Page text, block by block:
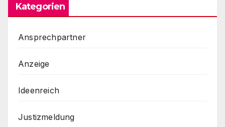
Kategorien
Ansprechpartner
Anzeige
Ideenreich
Justizmeldung